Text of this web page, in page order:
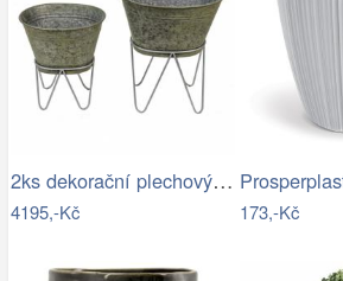
2ks dekorační plechový antik obal na…
4195,-Kč 173,-Kč